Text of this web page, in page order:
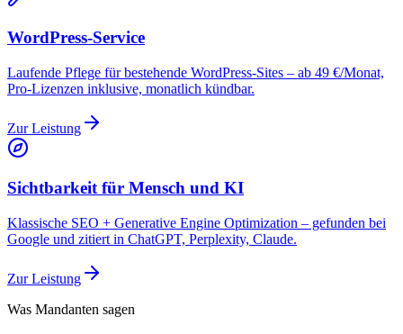
WordPress-Service
Laufende Pflege für bestehende WordPress-Sites – ab 49 €/Monat,
Pro-Lizenzen inklusive, monatlich kündbar.
Zur Leistung
Sichtbarkeit für Mensch und KI
Klassische SEO + Generative Engine Optimization – gefunden bei
Google und zitiert in ChatGPT, Perplexity, Claude.
Zur Leistung
Was Mandanten sagen